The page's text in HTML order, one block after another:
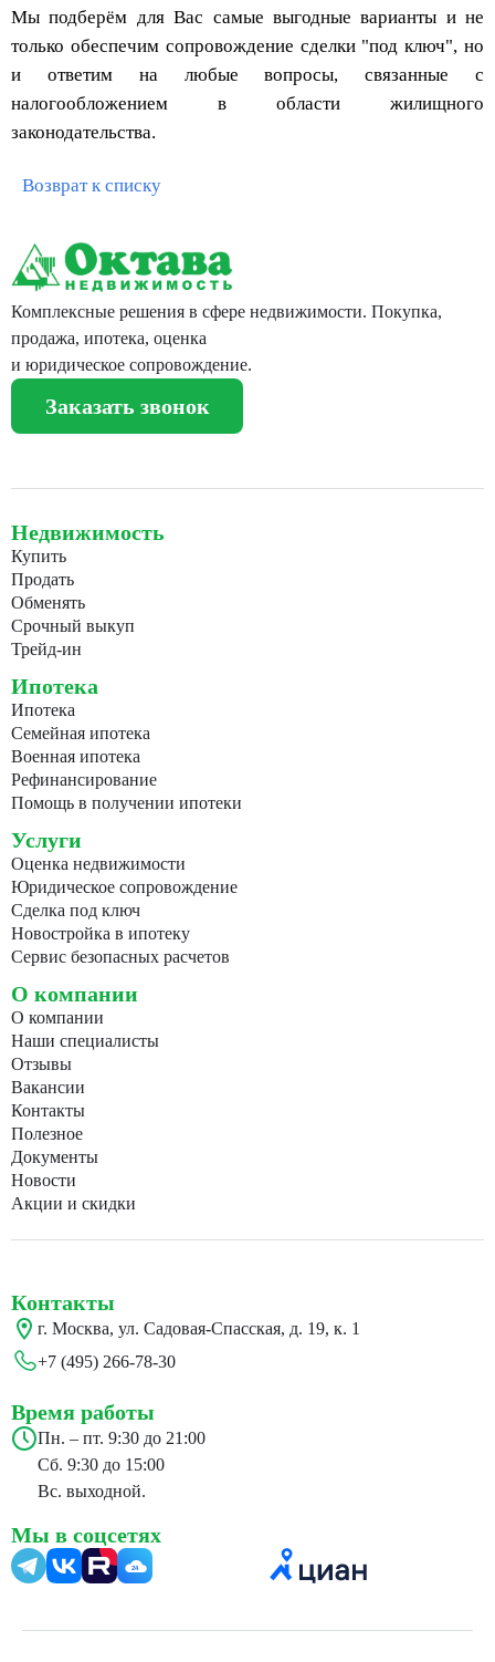
Мы подберём для Вас самые выгодные варианты и не
только обеспечим сопровождение сделки "под ключ", но
и ответим на любые вопросы, связанные с
налогообложением в области жилищного
законодательства.
Возврат к списку
Комплексные решения в сфере недвижимости. Покупка,
продажа, ипотека, оценка
и юридическое сопровождение.
Заказать звонок
Недвижимость
Купить
Продать
Обменять
Срочный выкуп
Трейд-ин
Ипотека
Ипотека
Семейная ипотека
Военная ипотека
Рефинансирование
Помощь в получении ипотеки
Услуги
Оценка недвижимости
Юридическое сопровождение
Сделка под ключ
Новостройка в ипотеку
Сервис безопасных расчетов
О компании
О компании
Наши специалисты
Отзывы
Вакансии
Контакты
Полезное
Документы
Новости
Акции и скидки
Контакты
г. Москва, ул. Садовая-Спасская, д. 19, к. 1
+7 (495) 266-78-30
Время работы
Пн. – пт. 9:30 до 21:00
Сб. 9:30 до 15:00
Вс. выходной.
Мы в соцсетях
24